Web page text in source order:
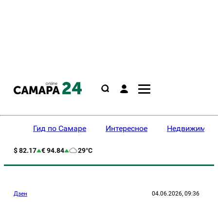
Гид по Самаре Интересное
$ 82.17 € 94.84 29°C
Дзен 04.06.2026, 09:36